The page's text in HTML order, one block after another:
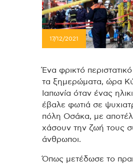
17/12/2021
Ένα φρικτό
τα ξημερώματα, ώρα
Ιαπωνία όταν ένας
έβαλε φωτιά σε
πόλη Οσάκα, με
χάσουν την ζωή τους
άνθρωποι.
Όπως μετέδωσε το